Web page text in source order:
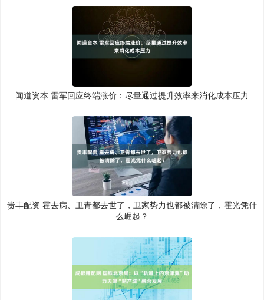
闻道资本 雷军回应终端涨价：尽量通过提升效率来消化成本压力
贵丰配资 霍去病、卫青都去世了，卫家势力也都被清除了，霍光凭什
么崛起？